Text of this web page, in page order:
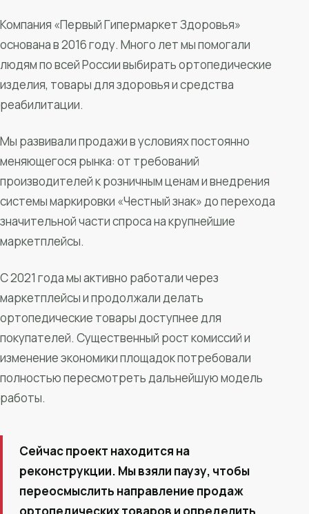
Компания «Первый Гипермаркет Здоровья»
основана в 2016 году. Много лет мы помогали
людям по всей России выбирать ортопедические
изделия, товары для здоровья и средства
реабилитации.
Мы развивали продажи в условиях постоянно
меняющегося рынка: от требований
производителей к розничным ценам и внедрения
системы маркировки «Честный знак» до перехода
значительной части спроса на крупнейшие
маркетплейсы.
С 2021 года мы активно работали через
маркетплейсы и продолжали делать
ортопедические товары доступнее для
покупателей. Существенный рост комиссий и
изменение экономики площадок потребовали
полностью пересмотреть дальнейшую модель
работы.
Сейчас проект находится на
реконструкции. Мы взяли паузу, чтобы
переосмыслить направление продаж